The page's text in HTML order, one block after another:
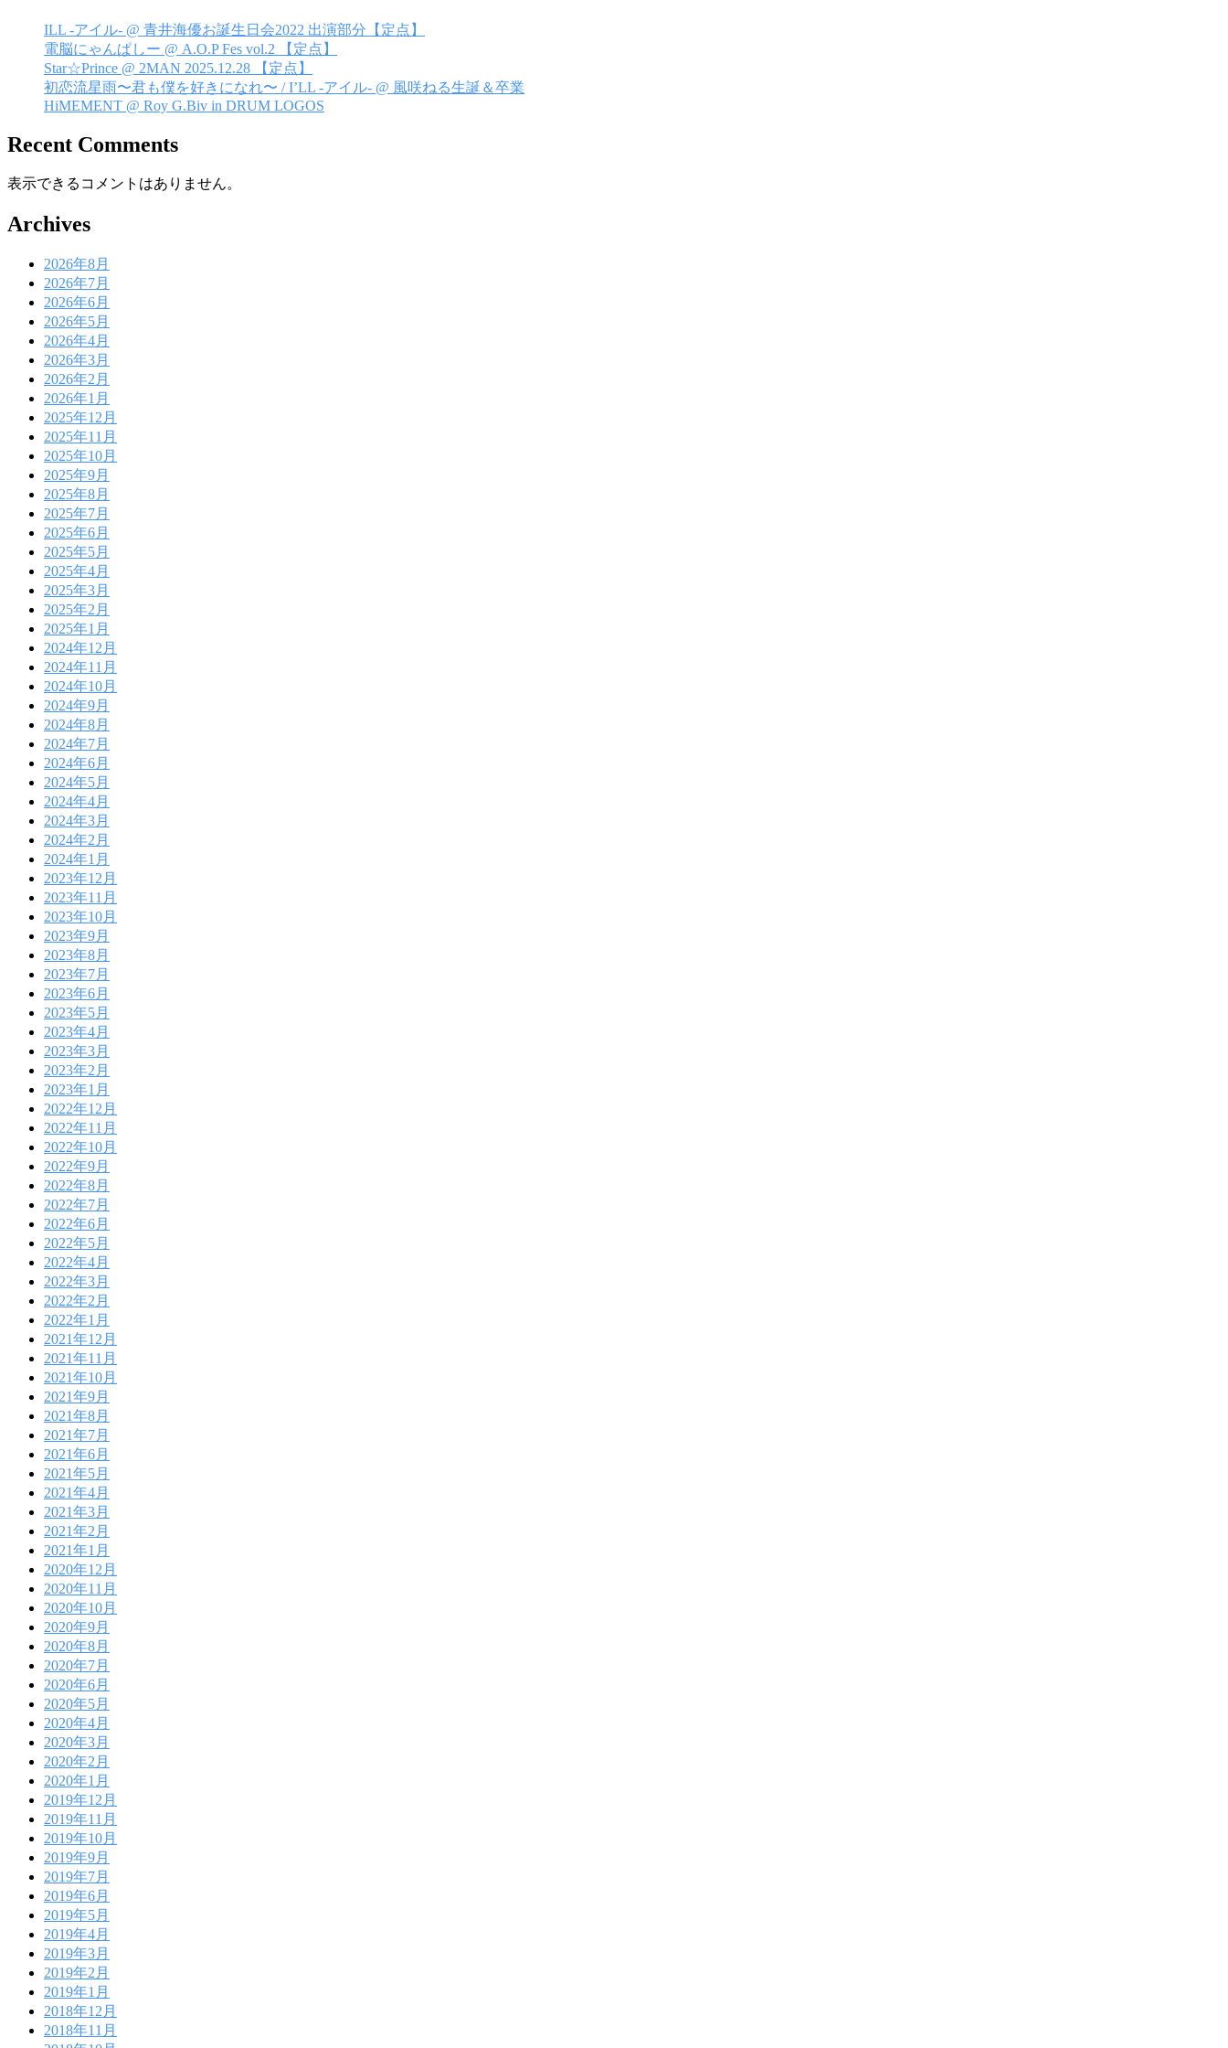
ILL -アイル- @ 青井海優お誕生日会2022 出演部分【定点】
電脳にゃんぱしー @ A.O.P Fes vol.2 【定点】
Star☆Prince @ 2MAN 2025.12.28 【定点】
初恋流星雨〜君も僕を好きになれ〜 / I’LL -アイル- @ 風咲ねる生誕＆卒業
HiMEMENT @ Roy G.Biv in DRUM LOGOS
Recent Comments
表示できるコメントはありません。
Archives
2026年8月
2026年7月
2026年6月
2026年5月
2026年4月
2026年3月
2026年2月
2026年1月
2025年12月
2025年11月
2025年10月
2025年9月
2025年8月
2025年7月
2025年6月
2025年5月
2025年4月
2025年3月
2025年2月
2025年1月
2024年12月
2024年11月
2024年10月
2024年9月
2024年8月
2024年7月
2024年6月
2024年5月
2024年4月
2024年3月
2024年2月
2024年1月
2023年12月
2023年11月
2023年10月
2023年9月
2023年8月
2023年7月
2023年6月
2023年5月
2023年4月
2023年3月
2023年2月
2023年1月
2022年12月
2022年11月
2022年10月
2022年9月
2022年8月
2022年7月
2022年6月
2022年5月
2022年4月
2022年3月
2022年2月
2022年1月
2021年12月
2021年11月
2021年10月
2021年9月
2021年8月
2021年7月
2021年6月
2021年5月
2021年4月
2021年3月
2021年2月
2021年1月
2020年12月
2020年11月
2020年10月
2020年9月
2020年8月
2020年7月
2020年6月
2020年5月
2020年4月
2020年3月
2020年2月
2020年1月
2019年12月
2019年11月
2019年10月
2019年9月
2019年7月
2019年6月
2019年5月
2019年4月
2019年3月
2019年2月
2019年1月
2018年12月
2018年11月